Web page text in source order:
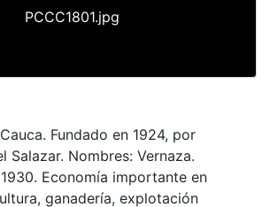
PCCC1801.jpg
Fundado en 1924, por
Salazar. Nombres: Vernaza.
Economía importante en
ganadería, explotación